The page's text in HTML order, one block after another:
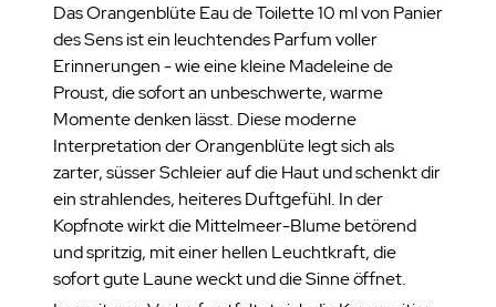
Das Orangenblüte Eau de Toilette 10 ml von Panier
des Sens ist ein leuchtendes Parfum voller
Erinnerungen - wie eine kleine Madeleine de
Proust, die sofort an unbeschwerte, warme
Momente denken lässt. Diese moderne
Interpretation der Orangenblüte legt sich als
zarter, süsser Schleier auf die Haut und schenkt dir
ein strahlendes, heiteres Duftgefühl. In der
Kopfnote wirkt die Mittelmeer-Blume betörend
und spritzig, mit einer hellen Leuchtkraft, die
sofort gute Laune weckt und die Sinne öffnet.